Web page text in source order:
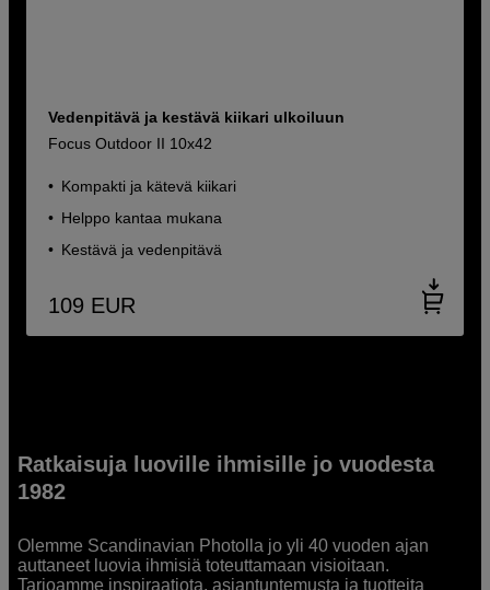
Vedenpitävä ja kestävä kiikari ulkoiluun
Focus Outdoor II 10x42
Kompakti ja kätevä kiikari
Helppo kantaa mukana
Kestävä ja vedenpitävä
109 EUR
Ratkaisuja luoville ihmisille jo vuodesta
1982
Olemme Scandinavian Photolla jo yli 40 vuoden ajan
auttaneet luovia ihmisiä toteuttamaan visioitaan.
Tarjoamme inspiraatiota, asiantuntemusta ja tuotteita